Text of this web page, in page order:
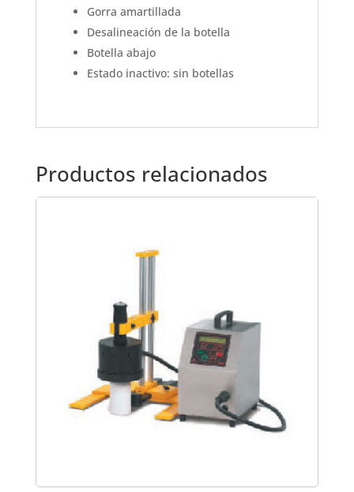
Gorra amartillada
Desalineación de la botella
Botella abajo
Estado inactivo: sin botellas
Productos relacionados